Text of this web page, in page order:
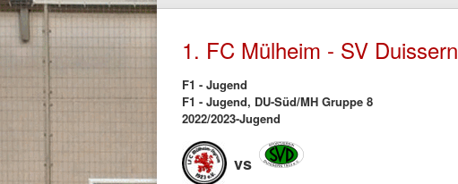
1. FC Mülheim - SV Duissern
F1 - Jugend
F1 - Jugend, DU-Süd/MH Gruppe 8
2022/2023-Jugend
vs